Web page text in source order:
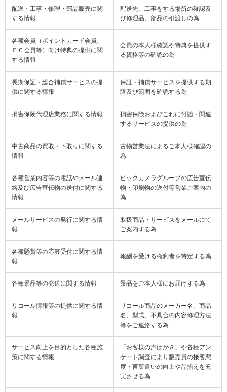
配送・工事・修理・部品販売に関
する情報
配送先、工事をする場所の確認及
び修理品、部品の引渡しの為
各種会員（ポイントカード会員、
ＥＣ会員等）向け特典の提供に関
する情報
会員の本人様確認や特典を提供す
る資格等の確認の為
長期保証・総合補償サービスの提
供に関する情報
保証・補償サービスを提供する期
限及び範囲を確認する為
損害保険代理店業務に関する情報
損害保険およびこれに付随・関連
するサービスの提供の為
中古商品の買取・下取りに関する
情報
古物営業法によるご本人様確認の
為
各種営業内容等の電話やメール連
絡及び広告宣伝物の送付に関する
情報
ビックカメラグループの広告宣伝
物・印刷物の送付等営業ご案内の
為
メールサービスの発行に関する情
報
取扱商品・サービスをメールにて
ご案内する為
各種懸賞等の応募受付に関する情
報
報酬を受ける権利者を特定する為
各種景品等の発送に関する情報 景品をご本人様にお届けする為
リコール情報等の提供に関する情
報
リコール商品のメーカー名、商品
名、型式、不具合の内容修理方法
等をご連絡する為
サービス向上を目的とした各種施
策に関する情報
「お客様の声はがき」や各種アン
ケート調査により販売員の接客態
度・言葉遣いの向上や品揃えを充
実させる為